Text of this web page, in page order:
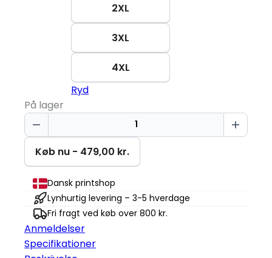
2XL
3XL
4XL
Ryd
På lager
ACT!
Hoodie
antal
Køb nu - 479,00 kr.
Dansk printshop
Lynhurtig levering – 3-5 hverdage
Fri fragt ved køb over 800 kr.
Anmeldelser
Specifikationer